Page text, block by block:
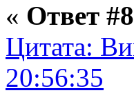
« Ответ
Цитата:
20:56:35